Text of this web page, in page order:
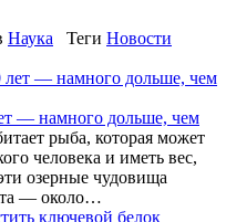
Наука Теги Новости
— намного дольше, чем
рыба, которая может
человека и иметь вес,
озерные чудовища
— около…